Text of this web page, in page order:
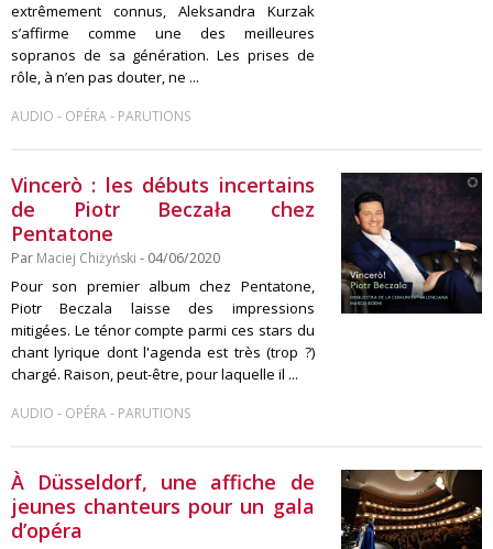
extrêmement connus, Aleksandra Kurzak
s’affirme comme une des meilleures
sopranos de sa génération. Les prises de
rôle, à n’en pas douter, ne ...
AUDIO - OPÉRA- PARUTIONS
Vincerò : les débuts incertains
de Piotr Beczała chez
Pentatone
Par Maciej Chiżyński - 04/06/2020
Pour son premier album chez Pentatone,
Piotr Beczala laisse des impressions
mitigées. Le ténor compte parmi ces stars du
chant lyrique dont l'agenda est très (trop ?)
chargé. Raison, peut-être, pour laquelle il ...
AUDIO - OPÉRA- PARUTIONS
À Düsseldorf, une affiche de
jeunes chanteurs pour un gala
d’opéra